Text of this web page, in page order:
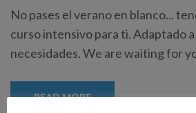
No pases el verano en blanco...
curso intensivo para ti. Adaptado
necesidades. We are waiting for
READ MORE